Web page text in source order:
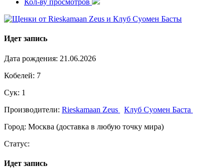
Кол-ву просмотров
Идет запись
Дата рождения: 21.06.2026
Кобелей: 7
Сук: 1
Производители: Rieskamaan Zeus
Клуб Суомен Баста
Город: Москва (доставка в любую точку мира)
Статус:
Идет запись